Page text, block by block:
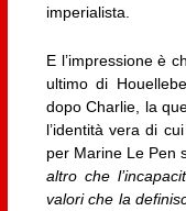
imperialista.
E l’impressione è
ultimo di
dopo Charlie, la
l’identità vera di
per Marine Le Pen
altro che
valori che la